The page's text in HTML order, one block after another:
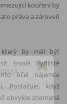
kouření by
práva a zároveň
který by měl být
trvalé bydliště
účel nájemce
Postačuje, když
obvykle znamená